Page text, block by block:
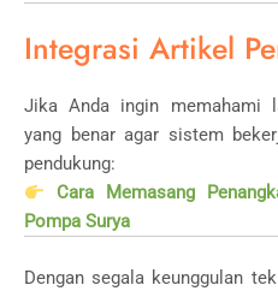
Integrasi Artikel
Jika Anda ingin memahami
yang benar agar sistem
pendukung:
Cara Memasang
Pompa Surya
Dengan segala keunggulan